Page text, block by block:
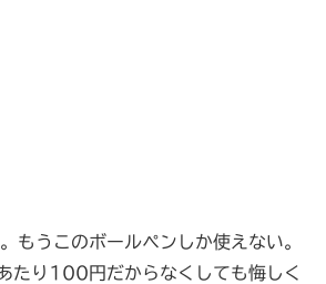
もうこのボールペンしか使えない。
たり100円だからなくしても悔しく